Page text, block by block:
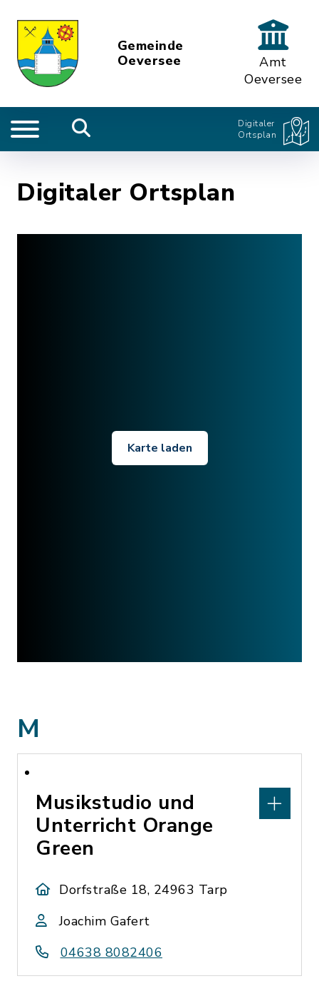
Gemeinde
Oeversee
Amt
Oeversee
Digitaler
Ortsplan
Digitaler Ortsplan
Karte laden
M
Musikstudio und
Unterricht Orange
Green
Dorfstraße 18, 24963 Tarp
Joachim Gafert
04638 8082406